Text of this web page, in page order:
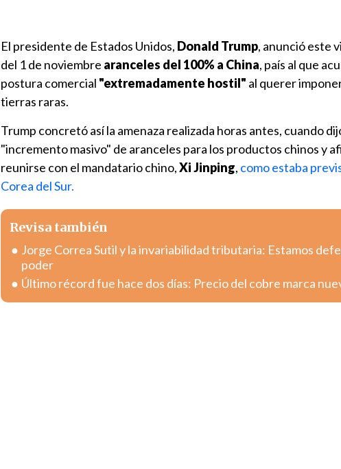
El presidente de Estados Unidos, Donald Trump, anunció este
del 1 de noviembre aranceles del 100% a China, país al que
postura comercial "extremadamente hostil" al querer
tierras raras.
Trump concretó así la amenaza realizada horas antes, cuando
"incremento masivo" de aranceles para los productos chinos y
reunirse con el mandatario chino,Xi Jinping, como estaba
Corea del Sur.
Revisa también
Jorge Correa Sutil y la invariabilidad tributaria: Estamos
poder
Último récord fue hace dos días: Precio del cobre marca